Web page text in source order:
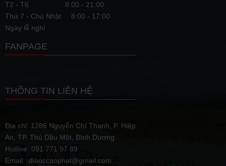
T2 - T6
8:00 - 21:00
Thứ 7 - Chủ Nhật
8:00 - 17:00
Ngày lễ nghỉ
FANPAGE
THÔNG TIN LIÊN HỆ
Địa chỉ: 1286 Nguyễn Chí Thanh, P. Hiệp
An, TP. Thủ Dầu Một, Bình Dương
Hotline: 091 771 97 89
Email: diaoccaophat@gmail.com